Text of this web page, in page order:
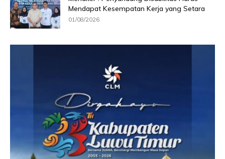
Mendapat Kesempatan Kerja yang Setara
01/08/2026